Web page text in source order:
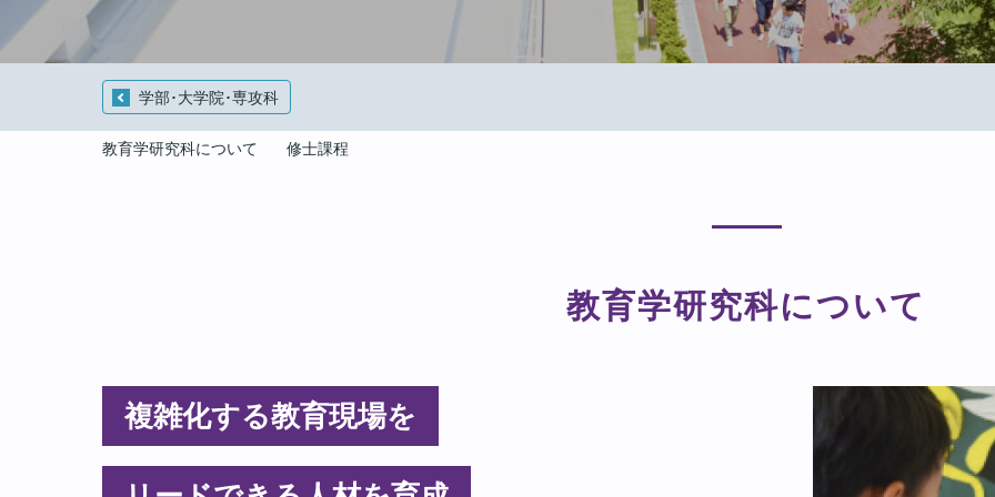
学部･大学院･専攻科
教育学研究科について 修士課程
教育学研究科について
複雑化する教育現場を